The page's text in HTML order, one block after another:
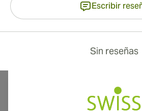
Escribir
Sin reseñas